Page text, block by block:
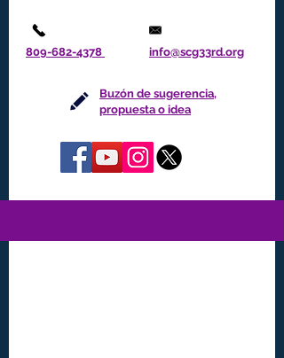
809-682-4378 info@scg33rd.org
Buzón de sugerencia,
propuesta o idea